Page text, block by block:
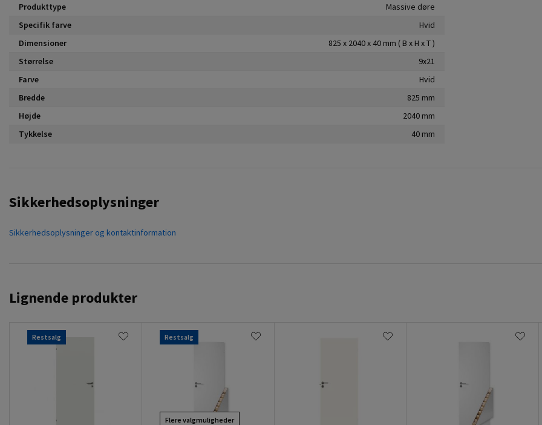
Produkttype
Massive døre
Specifik farve
Hvid
Dimensioner
825 x 2040 x 40 mm ( B x H x T )
Størrelse
9x21
Farve
Hvid
Bredde
825 mm
Højde
2040 mm
Tykkelse
40 mm
Sikkerhedsoplysninger
Sikkerhedsoplysninger og kontaktinformation
Lignende produkter
Restsalg Restsalg
Flere valgmuligheder